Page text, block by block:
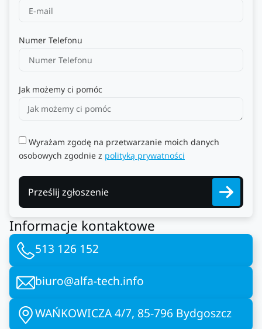
Numer Telefonu
Jak możemy ci pomóc
Wyrażam zgodę na przetwarzanie moich danych
osobowych zgodnie z polityką prywatności
Prześlij zgłoszenie
Informacje kontaktowe
513 126 152
biuro@alfa-tech.info
WAŃKOWICZA 4/7, 85-796 Bydgoszcz